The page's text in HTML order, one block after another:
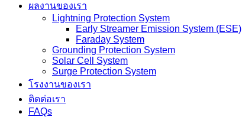
ผลงานของเรา
Lightning Protection System
Early Streamer Emission System (ESE)
Faraday System
Grounding Protection System
Solar Cell System
Surge Protection System
โรงงานของเรา
ติดต่อเรา
FAQs